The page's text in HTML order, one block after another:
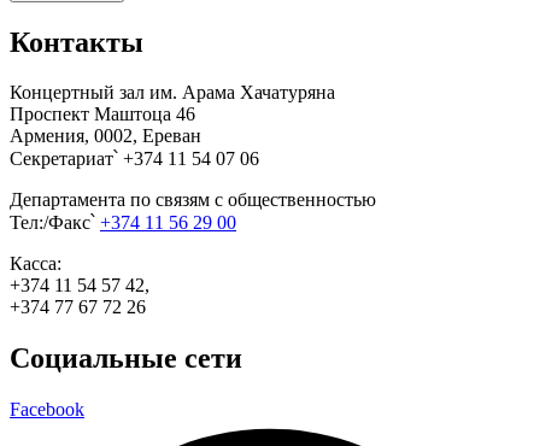
Контакты
Концертный зал им. Арама Хачатуряна
Проспект Маштоца 46
Армения, 0002, Ереван
Секретариат՝ +374 11 54 07 06
Департамента по связям с общественностью
Тел:/Факс՝ +374 11 56 29 00
Касса:
+374 11 54 57 42,
+374 77 67 72 26
Социальные сети
Facebook